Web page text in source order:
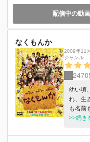
配信中の動
なくもんか
2009年11
ジャンル：
幼い頃
れ、生
も名前
柄と秘
として
>>続き